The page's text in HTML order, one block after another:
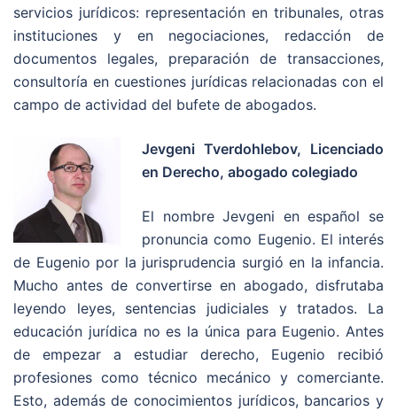
servicios jurídicos: representación en tribunales, otras
instituciones y en negociaciones, redacción de
documentos legales, preparación de transacciones,
consultoría en cuestiones jurídicas relacionadas con el
campo de actividad del bufete de abogados.
Jevgeni Tverdohlebov, Licenciado
en Derecho, abogado colegiado
El nombre Jevgeni en español se
pronuncia como Eugenio. El interés
de Eugenio por la jurisprudencia surgió en la infancia.
Mucho antes de convertirse en abogado, disfrutaba
leyendo leyes, sentencias judiciales y tratados.
La
educación jurídica no es la única para Eugenio. Antes
de empezar a estudiar derecho, Eugenio recibió
profesiones como técnico mecánico y comerciante.
Esto, además de conocimientos jurídicos, bancarios y